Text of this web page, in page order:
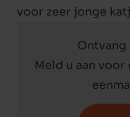
voor zeer jonge
Meld u aan